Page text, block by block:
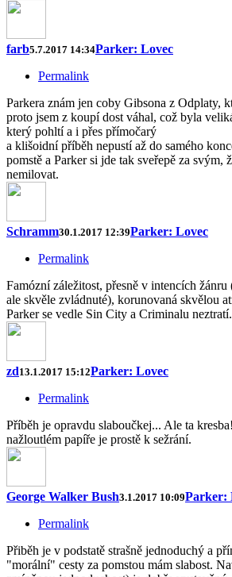
farb5.7.2017 14:34Parker: Lovec
Permalink
Parkera znám jen coby Gibsona z Odplaty,
proto jsem z koupí dost váhal, což byla
který pohltí a i přes přímočarý
a klišoidní příběh nepustí až do samého
pomstě a Parker si jde tak sveřepě za svým,
nemilovat.
Schramm30.1.2017 12:39Parker: Lovec
Permalink
Famózní záležitost, přesně v intencích žánru
ale skvěle zvládnuté), korunovaná skvělou
Parker se vedle Sin City a Criminalu neztratí.
zd13.1.2017 15:12Parker: Lovec
Permalink
Příběh je opravdu slaboučkej... Ale ta
nažloutlém papíře je prostě k sežrání.
George Walker Bush3.1.2017 10:09Parker:
Permalink
Přiběh je v podstatě strašně jednoduchý a
"morální" cesty za pomstou mám slabost.